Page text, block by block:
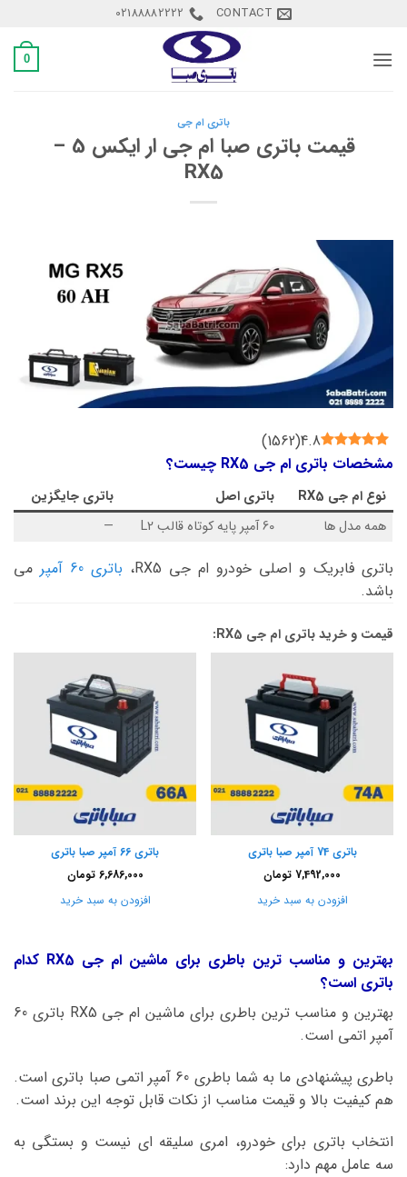
content
CONTACT
02188882222
0
باتری ام جی
قیمت باتری صبا ام جی ار ایکس 5 –
RX5
4.8
(
1562
)
مشخصات باتری ام جی RX5 چیست؟
نوع ام جی RX5 باتری اصل
باتری جایگزین
همه مدل ها
60 آمپر پایه کوتاه قالب L2 —
باتری فابریک و اصلی خودرو ام جی RX5، باتری 60 آمپر
می
باشد.
قیمت و خرید باتری ام جی RX5:
باتری 74 آمپر صبا باتری
7,492,000 تومان
افزودن به سبد خرید
باتری 66 آمپر صبا باتری
6,686,000 تومان
افزودن به سبد خرید
بهترین و مناسب ترین باطری برای ماشین ام جی RX5 کدام
باتری است؟
بهترین و مناسب ترین باطری برای ماشین ام جی RX5 باتری 60
آمپر اتمی است.
باطری پیشنهادی ما به شما باطری 60 آمپر اتمی صبا باتری است.
هم کیفیت بالا و قیمت مناسب از نکات قابل توجه این برند است.
انتخاب باتری برای خودرو، امری سلیقه ای نیست و بستگی به
سه عامل مهم دارد: